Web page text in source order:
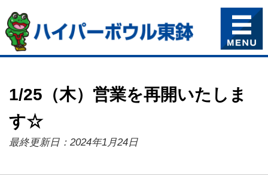
1/25（木）営業を再開いたしま
す☆
最終更新日：2024年1月24日